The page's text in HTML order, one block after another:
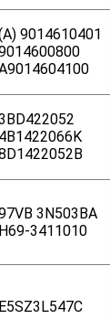
9014610401
4B1422066K
3N503BA
H69-3411010
E5SZ3L547C